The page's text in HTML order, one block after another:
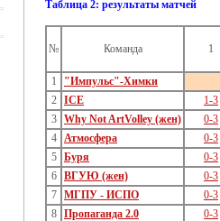
Таблица 2: результаты матчей
№ Команда 1
1
"Импульс"-Химки
2
ICE
1-3
3
Why Not ArtVolley (жен)
0-3
4
Атмосфера
0-3
5
Буря
0-3
6
ВГУЮ (жен)
0-3
7
МГПУ - ИСПО
0-3
8
Пропаганда 2.0 0-3